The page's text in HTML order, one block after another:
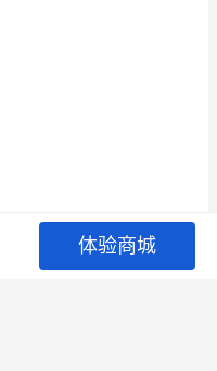
体验商城